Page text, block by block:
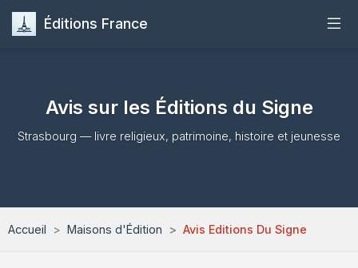
Éditions France
PublierAvis sur les Éditions du Signe
Strasbourg — livre religieux, patrimoine, histoire et jeunesse
Accueil Maisons d'Édition Avis Editions Du Signe